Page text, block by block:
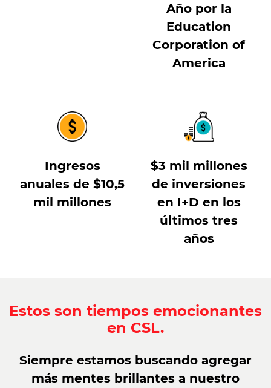
Año por la
Education
Corporation of
America
Ingresos
anuales de $10,5
mil millones
$3 mil millones
de inversiones
en I+D en los
últimos tres
años
Estos son tiempos emocionantes
en CSL.
Siempre estamos buscando agregar
más mentes brillantes a nuestro